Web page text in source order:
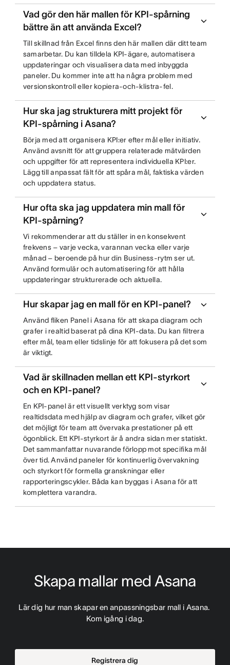
Vad gör den här mallen för KPI-spårning
bättre än att använda Excel?
Till skillnad från Excel finns den här mallen där ditt team
samarbetar. Du kan tilldela KPI-ägare, automatisera
uppdateringar och visualisera data med inbyggda
paneler. Du kommer inte att ha några problem med
versionskontroll eller kopiera-och-klistra-fel.
Hur ska jag strukturera mitt projekt för
KPI-spårning i Asana?
Börja med att organisera KPI:er efter mål eller initiativ.
Använd avsnitt för att gruppera relaterade mätvärden
och uppgifter för att representera individuella KPI:er.
Lägg till anpassat fält för att spåra mål, faktiska värden
och uppdatera status.
Hur ofta ska jag uppdatera min mall för
KPI-spårning?
Vi rekommenderar att du ställer in en konsekvent
frekvens – varje vecka, varannan vecka eller varje
månad – beroende på hur din Business-rytm ser ut.
Använd formulär och automatisering för att hålla
uppdateringar strukturerade och aktuella.
Hur skapar jag en mall för en KPI-panel?
Använd fliken Panel i Asana för att skapa diagram och
grafer i realtid baserat på dina KPI-data. Du kan filtrera
efter mål, team eller tidslinje för att fokusera på det som
är viktigt.
Vad är skillnaden mellan ett KPI-styrkort
och en KPI-panel?
En KPI-panel är ett visuellt verktyg som visar
realtidsdata med hjälp av diagram och grafer, vilket gör
det möjligt för team att övervaka prestationer på ett
ögonblick. Ett KPI-styrkort är å andra sidan mer statiskt.
Det sammanfattar nuvarande förlopp mot specifika mål
över tid. Använd paneler för kontinuerlig övervakning
och styrkort för formella granskningar eller
rapporteringscykler. Båda kan byggas i Asana för att
komplettera varandra.
Skapa mallar med Asana
Lär dig hur man skapar en anpassningsbar mall i Asana.
Kom igång i dag.
Registrera dig